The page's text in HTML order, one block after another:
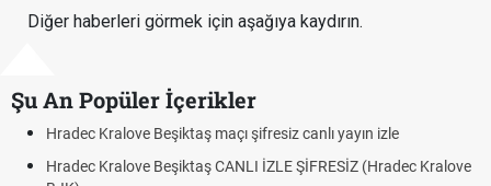
Diğer haberleri görmek için aşağıya kaydırın.
Şu An Popüler İçerikler
Kralove Beşiktaş maçı şifresiz canlı yayın izle
Kralove Beşiktaş CANLI İZLE ŞİFRESİZ (Hradec Kralove
Hradec